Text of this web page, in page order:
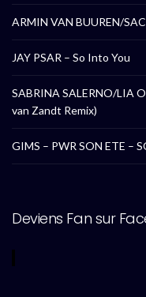
ARMIN VAN BUUREN/
JAY PSAR – So Into You
SABRINA SALERNO/LIA
van Zandt Remix)
GIMS – PWR SON ETE –
Deviens Fan sur